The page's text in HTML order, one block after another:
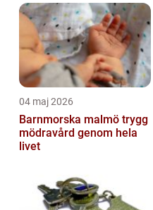
04 maj 2026
Barnmorska malmö trygg
mödravård genom hela
livet